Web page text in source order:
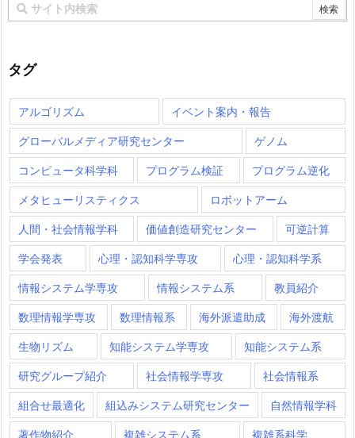
タグ
アルゴリズム イベント案内・報告
グローバルメディア研究センター ゲノム
コンピュータ科学科 プログラム検証 プログラム逆化
メタヒューリスティクス ロボットアーム
人間・社会情報学科 価値創造研究センター 可逆計算
学会発表 心理・認知科学専攻 心理・認知科学系
情報システム学専攻 情報システム系 教員紹介
数理情報学専攻 数理情報系 海外派遣助成 海外渡航
生物リズム 知能システム学専攻 知能システム系
研究グループ紹介 社会情報学専攻 社会情報系
組合せ最適化 組込みシステム研究センター 自然情報学科
著作物紹介 複雑システム系 複雑系科学